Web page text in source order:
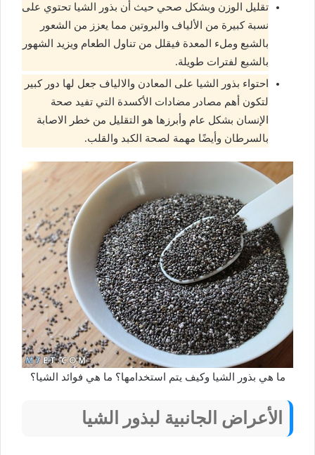
تقليل الوزن وبشكل صحي حيث أن بذور الشيا تحتوي على
نسبة كبيرة من الألياف والبروتين مما يعزز من الشعور
بالشبع وملء المعدة فيقلل من تناول الطعام ويزيد الشهور
بالشبع لفترات طويلة.
احتواء بذور الشيا على المعادن والالياف جعل لها دور كبير
لتكون أهم مصادر مضادات الأكسدة التي تفيد صحة
الإنسان بشكل عام وأبرزها هو التقليل من خطر الاصابة
بالسرطان وأيضًا مهمة لصحة الكبد والقلب.
ما هي بذور الشيا وكيف يتم استخدامها؟ ما هي فوائد الشيا؟
الأعراض الجانبية لبذور الشيا